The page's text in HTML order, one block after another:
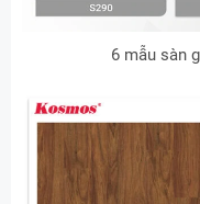
6 mẫu sàn